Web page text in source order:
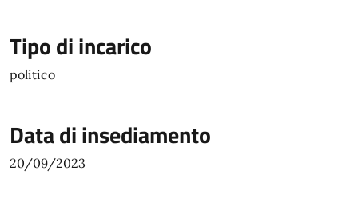
Tipo di incarico
politico
Data di insediamento
20/09/2023